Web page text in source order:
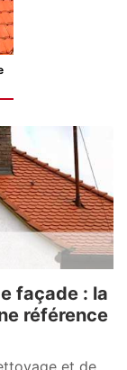
façade : la
référence
et de